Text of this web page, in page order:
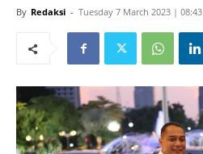
By Redaksi - Tuesday 7 March 2023 | 08:43